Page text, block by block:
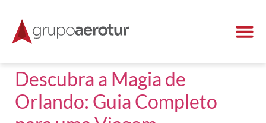
Descubra a Magia de
Orlando: Guia Completo